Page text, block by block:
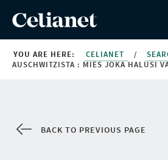
YOU ARE HERE: CELIANET /
AUSCHWITZISTA : MIES JOKA HALUSI
BACK TO PREVIOUS PAGE